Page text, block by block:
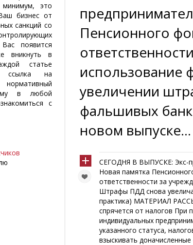
это
бизнес от
санкций со
появится
вникнуть в
статье
ссылка на
нормативный
в любой
с
Пенсионного
использование
увеличении
фальшивых
новом выпуске...
СЕГОДНЯ В ВЫПУСКЕ: Экс-
Новая памятка
ответственности за
Штрафы ПДД снова
практика) МАТЕРИАЛ
спрячется от налогов При
индивидуальных
указанного статуса,
взыскивать